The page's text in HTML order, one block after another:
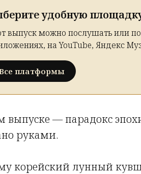
удобную
выпуск можно послушать или
на YouTube, Яндекс
платформы
выпуске — парадокс
руками.
корейский лунный